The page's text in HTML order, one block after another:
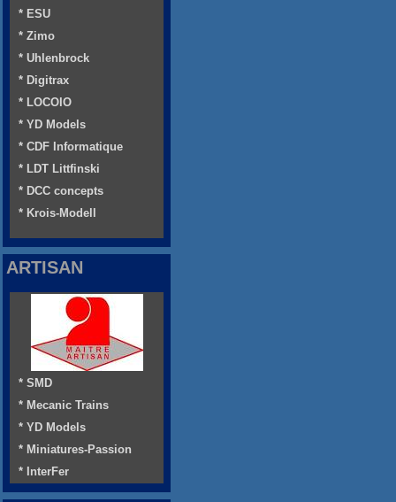
* ESU
* Zimo
* Uhlenbrock
* Digitrax
* LOCOIO
* YD Models
* CDF Informatique
* LDT Littfinski
* DCC concepts
* Krois-Modell
ARTISAN
* SMD
* Mecanic Trains
* YD Models
* Miniatures-Passion
* InterFer